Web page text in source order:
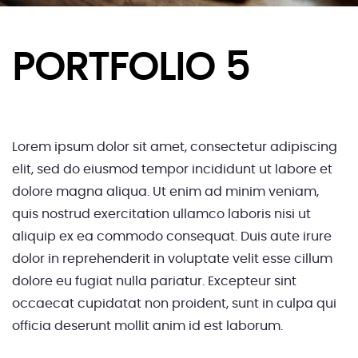
PORTFOLIO 5
Lorem ipsum dolor sit amet, consectetur adipiscing
elit, sed do eiusmod tempor incididunt ut labore et
dolore magna aliqua. Ut enim ad minim veniam,
quis nostrud exercitation ullamco laboris nisi ut
aliquip ex ea commodo consequat. Duis aute irure
dolor in reprehenderit in voluptate velit esse cillum
dolore eu fugiat nulla pariatur. Excepteur sint
occaecat cupidatat non proident, sunt in culpa qui
officia deserunt mollit anim id est laborum.